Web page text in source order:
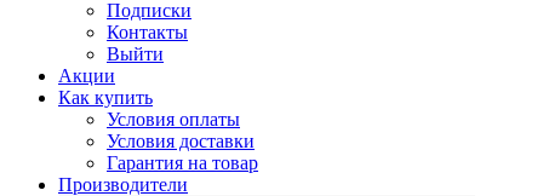
Подписки
Контакты
Выйти
Акции
Как купить
Условия оплаты
Условия доставки
Гарантия на товар
Производители